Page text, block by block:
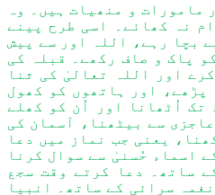
مامورات و منھیات ہیں۔ وہ
نہ کھائے۔ اسی طرح پینے
بچا رہے، اللہ اور سے پیش
پاک و صاف رکھے۔ قبلہ کی
اور اللہ تعالیٰ کی ثنا
پڑھے، اور ہاتھوں کو کھول
تک اُٹھانا اور اُن کو کھلے
سے بیٹھنا، آسمان کی
یعنی جب نماز میں دعا
اسماء حُسنیٰ سے سوال کرنا
ساتھ۔ دعا کرتے وقت سجع
سرائی کے ساتھ۔ انبیا